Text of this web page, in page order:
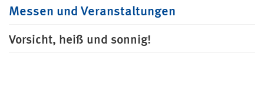
Messen und Veranstaltungen
Vorsicht, heiß und sonnig!